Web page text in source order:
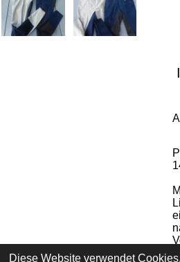
Diese Website verwendet